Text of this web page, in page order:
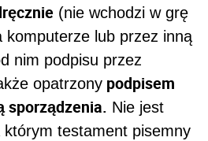
(nie wchodzi w grę
komputerze lub przez inną
nim podpisu przez
opatrzony podpisem
sporządzenia. Nie jest
którym testament pisemny